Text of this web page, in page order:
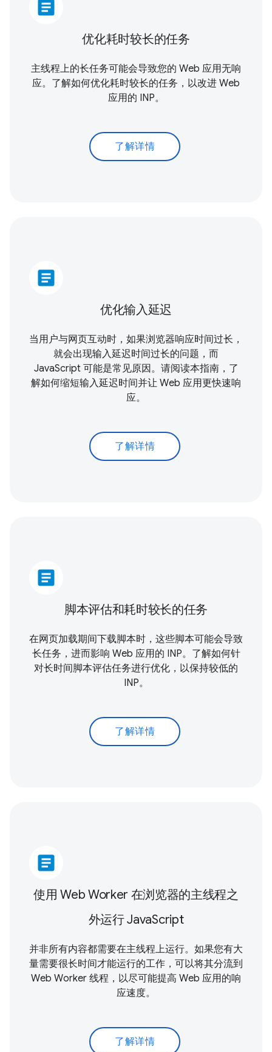
article
优化耗时较长的任务
主线程上的长任务可能会导致您的 Web 应用无响
应。了解如何优化耗时较长的任务，以改进 Web
应用的 INP。
了解详情
article
优化输入延迟
当用户与网页互动时，如果浏览器响应时间过长，
就会出现输入延迟时间过长的问题，而
JavaScript 可能是常见原因。请阅读本指南，了
解如何缩短输入延迟时间并让 Web 应用更快速响
应。
了解详情
article
脚本评估和耗时较长的任务
在网页加载期间下载脚本时，这些脚本可能会导致
长任务，进而影响 Web 应用的 INP。了解如何针
对长时间脚本评估任务进行优化，以保持较低的
INP。
了解详情
article
使用 Web Worker 在浏览器的主线程之
外运行 JavaScript
并非所有内容都需要在主线程上运行。如果您有大
量需要很长时间才能运行的工作，可以将其分流到
Web Worker 线程，以尽可能提高 Web 应用的响
应速度。
了解详情